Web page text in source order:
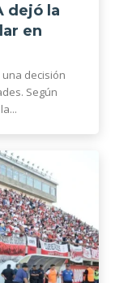
dejó la
en
decisión
Según